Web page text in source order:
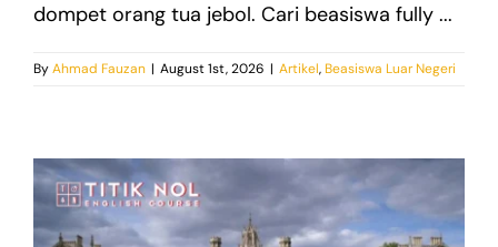
dompet orang tua jebol. Cari beasiswa fully ...
ByAhmad Fauzan | August 1st, 2026 | Artikel, Beasiswa Luar Negeri